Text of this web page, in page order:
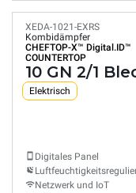
XEDA-1021-EXRS
Kombidämpfer
CHEFTOP-X™ Digital.ID™
COUNTERTOP
10 GN 2/1
Elektrisch
Digitales Panel
Netzwerk und IoT